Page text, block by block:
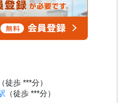
（徒歩 ***分）
（徒歩 ***分）